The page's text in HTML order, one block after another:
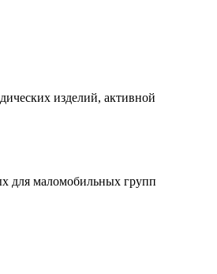
изделий, активной
для маломобильных групп